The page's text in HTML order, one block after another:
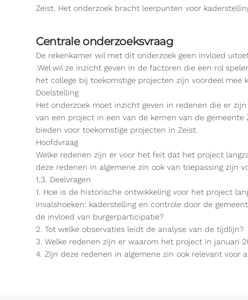
Zeist. Het onderzoek bracht leerpunten voor
Centrale onderzoeksvraag
De rekenkamer wil met dit onderzoek geen invloed
.Wel wil ze inzicht geven in de factoren die een rol
het college bij toekomstige projecten zijn voordeel mee
Doelstelling
Het onderzoek moet inzicht geven in redenen die er
van een project in een van de kernen van de
bieden voor toekomstige projecten in Zeist.
Hoofdvraag
Welke redenen zijn er voor het feit dat het project
deze redenen in algemene zin ook van toepassing zijn
1.3. Deelvragen
1. Hoe is de historische ontwikkeling voor het project
invalshoeken: kaderstelling en controle door de
de invloed van burgerparticipatie?
2. Tot welke observaties leidt de analyse van de tijdlijn?
3. Welke redenen zijn er waarom het project in januari
4. Zijn deze redenen in algemene zin ook relevant voor